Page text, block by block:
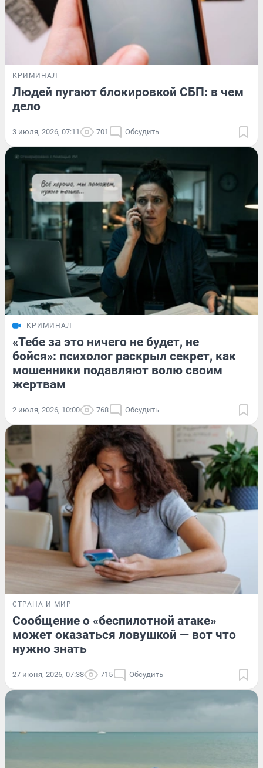
КРИМИНАЛ
Людей пугают блокировкой СБП: в чем
дело
3 июля, 2026, 07:11 701 Обсудить
КРИМИНАЛ
«Тебе за это ничего не будет, не
бойся»: психолог раскрыл секрет, как
мошенники подавляют волю своим
жертвам
2 июля, 2026, 10:00 768 Обсудить
СТРАНА И МИР
Сообщение о «беспилотной атаке»
может оказаться ловушкой — вот что
нужно знать
27 июня, 2026, 07:38 715 Обсудить